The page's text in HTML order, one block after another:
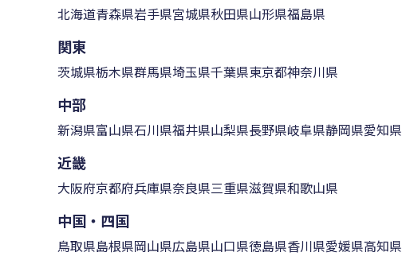
北海道青森県岩手県宮城県秋田県山形県福島県
関東
茨城県栃木県群馬県埼玉県千葉県東京都神奈川県
中部
新潟県富山県石川県福井県山梨県長野県岐阜県静岡県愛知県
近畿
大阪府京都府兵庫県奈良県三重県滋賀県和歌山県
中国・四国
鳥取県島根県岡山県広島県山口県徳島県香川県愛媛県高知県